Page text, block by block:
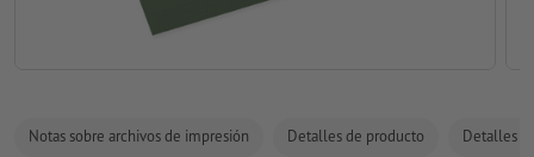
Notas sobre archivos de impresión Detalles de producto Detalles